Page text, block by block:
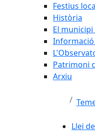
Festius
Història
El
Patrimoni
Arxiu
Llei